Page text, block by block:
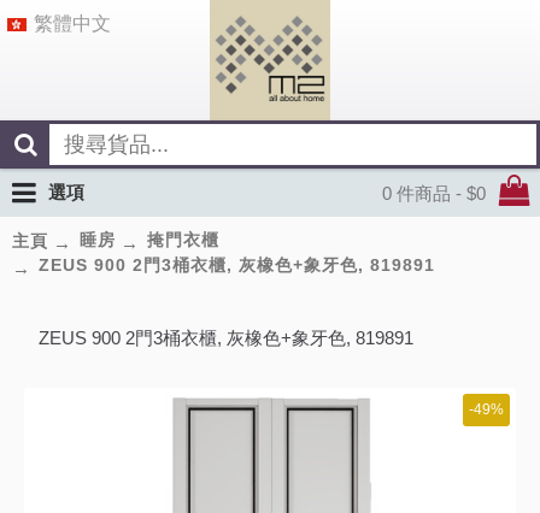
繁體中文
0 件商品 - $0
選項
主頁 睡房
掩門衣櫃
ZEUS 900 2門3桶衣櫃, 灰橡色+象牙色, 819891
ZEUS 900 2門3桶衣櫃, 灰橡色+象牙色, 819891
-49%